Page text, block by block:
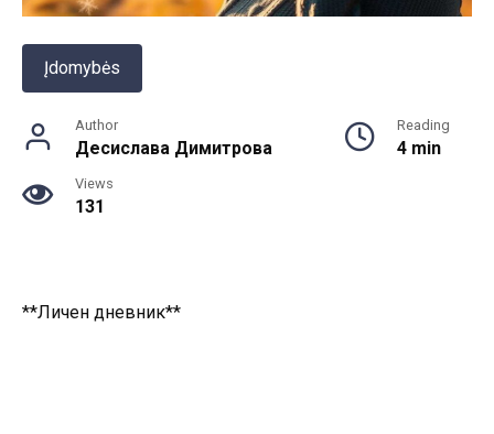
Įdomybės
Author
Десислава Димитрова
Reading
4 min
Views
131
**Личен дневник**